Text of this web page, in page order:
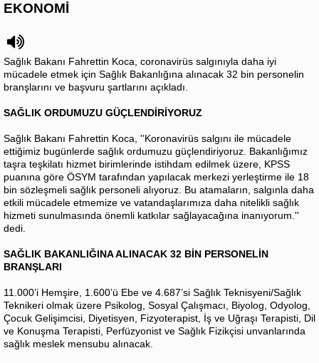
EKONOMİ
Sağlık Bakanı Fahrettin Koca, coronavirüs salgınıyla daha iyi
mücadele etmek için Sağlık Bakanlığına alınacak 32 bin personelin
branşlarını ve başvuru şartlarını açıkladı.
SAĞLIK ORDUMUZU GÜÇLENDİRİYORUZ
Sağlık Bakanı Fahrettin Koca, ''Koronavirüs salgını ile mücadele
ettiğimiz bugünlerde sağlık ordumuzu güçlendiriyoruz. Bakanlığımız
taşra teşkilatı hizmet birimlerinde istihdam edilmek üzere, KPSS
puanına göre ÖSYM tarafından yapılacak merkezi yerleştirme ile 18
bin sözleşmeli sağlık personeli alıyoruz. Bu atamaların, salgınla daha
etkili mücadele etmemize ve vatandaşlarımıza daha nitelikli sağlık
hizmeti sunulmasında önemli katkılar sağlayacağına inanıyorum.''
dedi.
SAĞLIK BAKANLIĞINA ALINACAK 32 BİN PERSONELİN
BRANŞLARI
11.000’i Hemşire, 1.600’ü Ebe ve 4.687’si Sağlık Teknisyeni/Sağlık
Teknikeri olmak üzere Psikolog, Sosyal Çalışmacı, Biyolog, Odyolog,
Çocuk Gelişimcisi, Diyetisyen, Fizyoterapist, İş ve Uğraşı Terapisti, Dil
ve Konuşma Terapisti, Perfüzyonist ve Sağlık Fizikçisi unvanlarında
sağlık meslek mensubu alınacak.